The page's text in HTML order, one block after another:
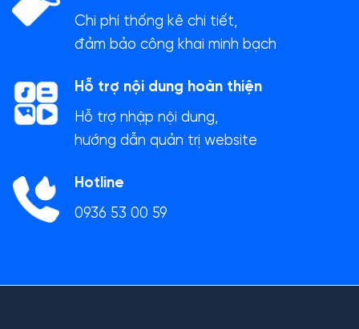
Chi phí thống kê chi tiết,
đảm bảo công khai minh bạch
Hỗ trợ nội dung hoàn thiện
Hỗ trợ nhập nội dung,
hướng dẫn quản trị website
Hotline
0936 53 00 59